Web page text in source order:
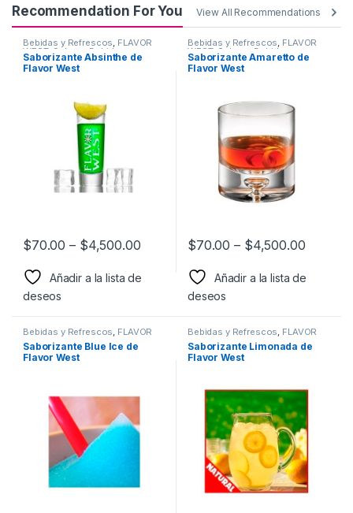
Recommendation For You View All Recommendations
Bebidas y Refrescos, FLAVOR
WEST,Sabor a Bebidas y
Refrescos,Saborizantes
Saborizante Absinthe de
Flavor West
$70.00 – $4,500.00
Añadir a la lista de
deseos
Bebidas y Refrescos, FLAVOR
WEST,Sabor a Bebidas y
Refrescos,Saborizantes
Saborizante Amaretto de
Flavor West
$70.00 – $4,500.00
Añadir a la lista de
deseos
Bebidas y Refrescos, FLAVOR
WEST ,Sabor a Bebidas y
Refrescos,Saborizantes
Saborizante Blue Ice de
Flavor West
Bebidas y Refrescos, FLAVOR
WEST ,Sabor a Bebidas y
Refrescos,Saborizantes
Saborizante Limonada de
Flavor West